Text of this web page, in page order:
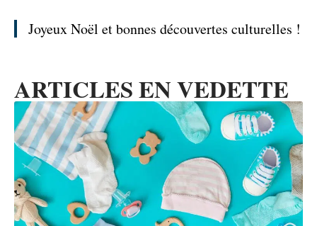
Joyeux Noël et bonnes découvertes culturelles !
ARTICLES EN VEDETTE